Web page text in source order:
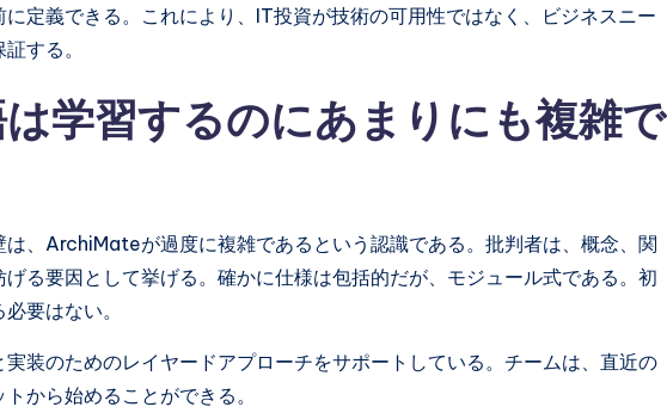
定義できる。これにより、IT投資が技術の可用性ではなく、ビジネスニー
する。
学習するのにあまりにも複雑で
、ArchiMateが過度に複雑であるという認識である。批判者は、概念、関
る要因として挙げる。確かに仕様は包括的だが、モジュール式である。初
要はない。
装のためのレイヤードアプローチをサポートしている。チームは、直近の
から始めることができる。